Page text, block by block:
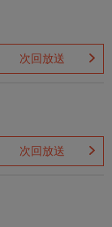
次回放送
次回放送